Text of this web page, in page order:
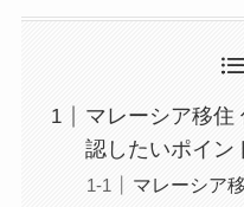
マレーシア移住
認したいポイン
マレーシア